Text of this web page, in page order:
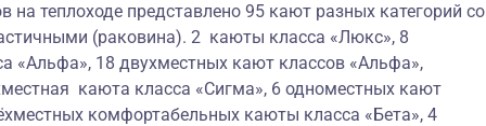
на теплоходе представлено 95 кают разных категорий со
(раковина). 2 каюты класса «Люкс», 8
«Альфа», 18 двухместных кают классов «Альфа»,
каюта класса «Сигма», 6 одноместных кают
комфортабельных каюты класса «Бета», 4